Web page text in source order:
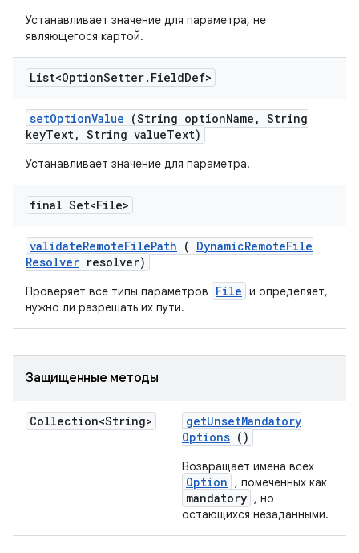
Устанавливает значение для параметра, не
являющегося картой.
List<OptionSetter. FieldDef>
setOptionValue (String optionName , String
keyText, String valueText)
Устанавливает значение для параметра.
final Set<File>
validateRemoteFilePath ( DynamicRemoteFile
Resolver resolver)
Проверяет все типы параметров File и определяет,
нужно ли разрешать их пути.
Защищенные методы
Collection<String> getUnsetMandatory
Options ()
Возвращает имена всех
Option , помеченных как
mandatory , но
остающихся незаданными.